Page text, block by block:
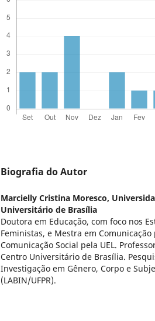
Biografia do Autor
Marcielly Cristina Moresco,
Universitário de Brasília
Doutora em Educação, com foco nos
Feministas, e Mestra em Comunicação
Comunicação Social pela UEL.
Centro Universitário de Brasília.
Investigação em Gênero, Corpo e
(LABIN/UFPR).